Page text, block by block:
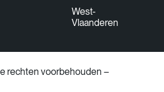
West-
Vlaanderen
rechten voorbehouden –